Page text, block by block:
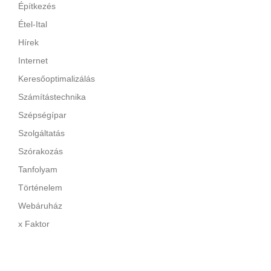
Építkezés
Étel-Ital
Hírek
Internet
Keresőoptimalizálás
Számítástechnika
Szépségípar
Szolgáltatás
Szórakozás
Tanfolyam
Történelem
Webáruház
x Faktor